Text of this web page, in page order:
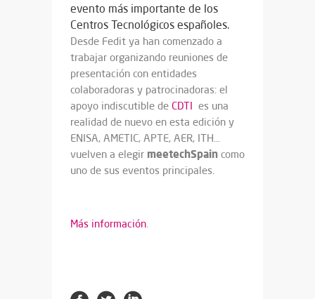
evento más importante de los
Centros Tecnológicos españoles.
Desde Fedit ya han comenzado a
trabajar organizando reuniones de
presentación con entidades
colaboradoras y patrocinadoras: el
apoyo indiscutible de CDTI es una
realidad de nuevo en esta edición y
ENISA, AMETIC, APTE, AER, ITH…
vuelven a elegir meetechSpain como
uno de sus eventos principales.
Más información